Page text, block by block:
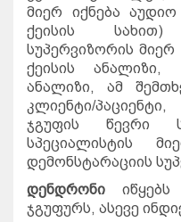
მიერ
იქნება აუდიო
ქეისის
სახით)
სუპერვიზორის მიერ
ქეისის
ანალიზი,
ანალიზი, ამ
კლიენტი/პაციენტი,
ჯგუფის
წევრი
სპეციალისტის
დემონსტარაციის
დენდრონი
იწყებს
ჯგუფურს, ასევე